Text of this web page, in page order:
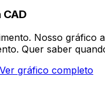
Nosso gráfico
Quer saber
Ver gráfico completo